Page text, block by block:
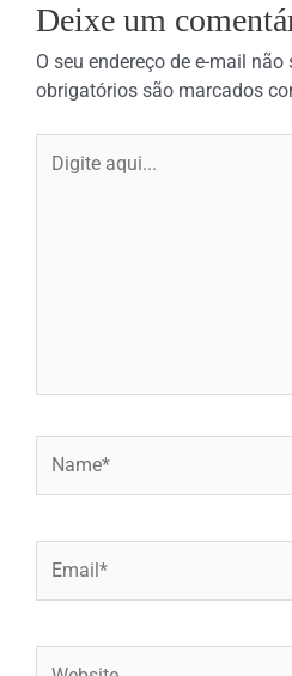
Deixe um
O seu endereço de e-mail
obrigatórios são marcados
aqui...